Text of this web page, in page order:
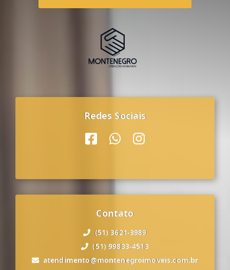
Redes Sociais
Contato
(51) 3621-3989
(51) 99833-4513
atendimento@montenegroimoveis.com.br